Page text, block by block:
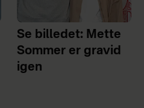
Se billedet: Mette
Sommer er gravid
igen